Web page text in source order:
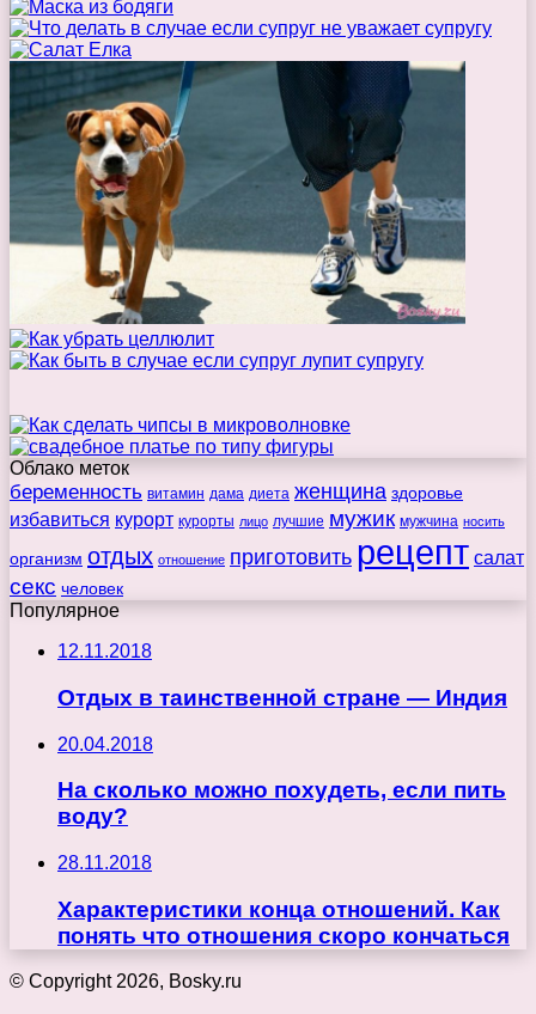
Облако меток
беременность витамин дама диета женщина здоровье
избавиться курорт курорты лицо лучшие мужик мужчина носить
организм отдых отношение приготовить рецепт салат
секс человек
Популярное
12.11.2018
Отдых в таинственной стране — Индия
20.04.2018
На сколько можно похудеть, если пить
воду?
28.11.2018
Характеристики конца отношений. Как
понять что отношения скоро кончаться
© Copyright 2026, Bosky.ru